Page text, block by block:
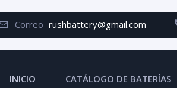
Correo rushbattery@gmail.com
INICIO CATÁLOGO DE BATERÍAS